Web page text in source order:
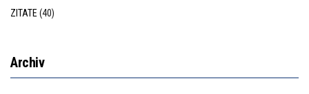
ZITATE (40)
Archiv